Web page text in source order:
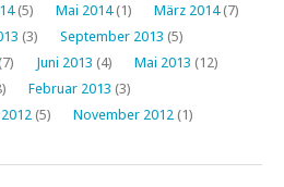
(5) Mai 2014(1) März 2014(7)
(3) September 2013 (5)
(7) Juni 2013 (4) Mai 2013 (12)
Februar 2013 (3)
(5) November 2012 (1)